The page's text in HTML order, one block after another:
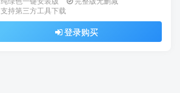
支持第三方工具下载
登录购买